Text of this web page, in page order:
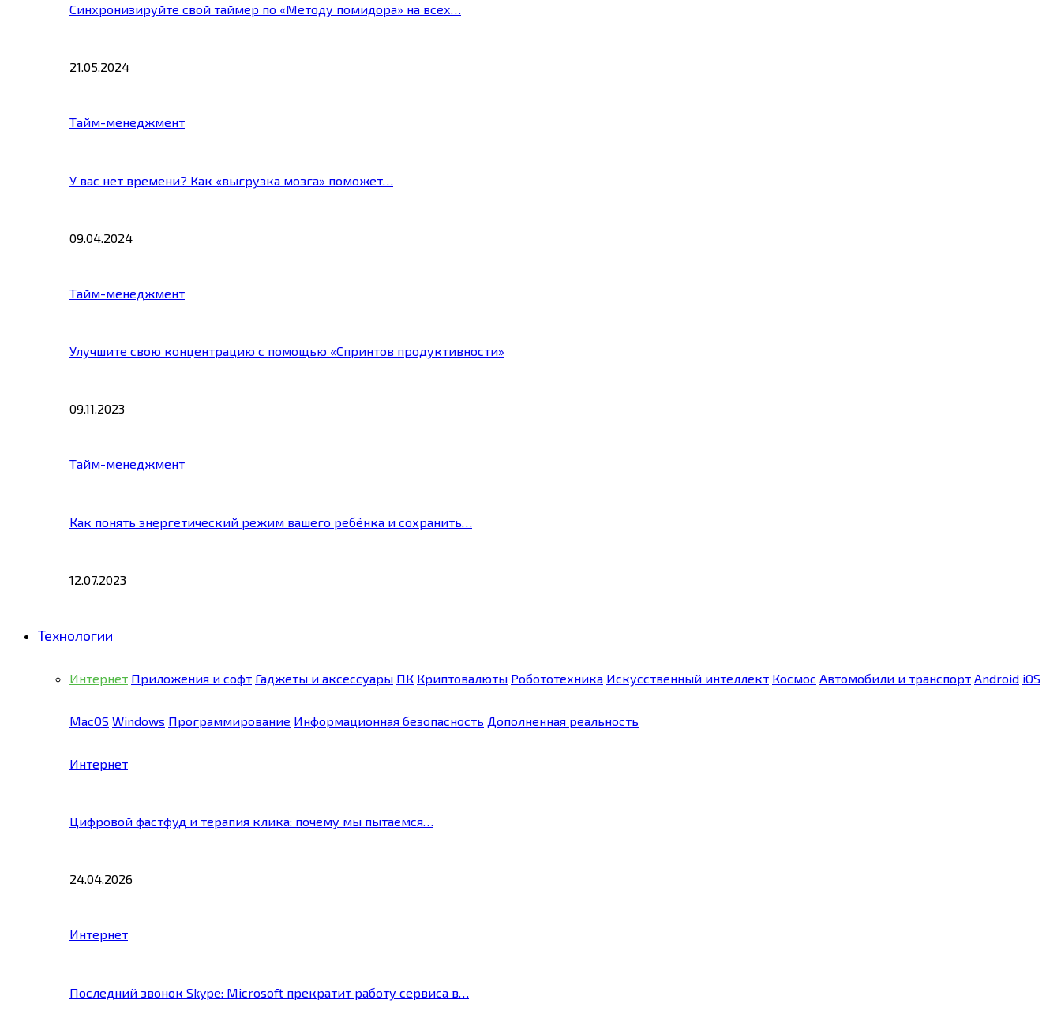
Синхронизируйте свой таймер по «Методу помидора» на всех…
21.05.2024
Тайм-менеджмент
У вас нет времени? Как «выгрузка мозга» поможет…
09.04.2024
Тайм-менеджмент
Улучшите свою концентрацию с помощью «Спринтов продуктивности»
09.11.2023
Тайм-менеджмент
Как понять энергетический режим вашего ребёнка и сохранить…
12.07.2023
Технологии
Интернет Приложения и софт Гаджеты и аксессуары ПК Криптовалюты Робототехника Искусственный интеллект Космос Автомобили и транспорт Android iOS
MacOS Windows Программирование Информационная безопасность Дополненная реальность
Интернет
Цифровой фастфуд и терапия клика: почему мы пытаемся…
24.04.2026
Интернет
Последний звонок Skype: Microsoft прекратит работу сервиса в…